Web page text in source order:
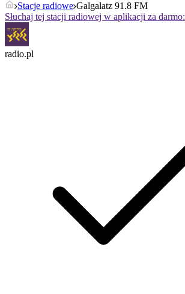
Stacje radiowe Galgalatz 91.8 FM
Słuchaj tej stacji radiowej w aplikacji za darmo:
radio.pl